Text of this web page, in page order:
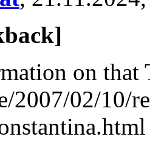
on that
2007/02/10/